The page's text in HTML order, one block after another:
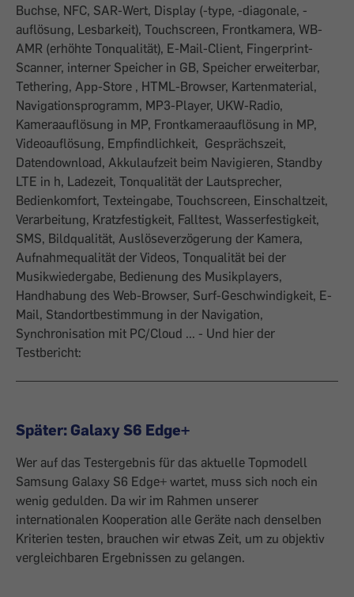
Buchse, NFC, SAR-Wert, Display (-type, -diagonale, -
auflösung, Lesbarkeit), Touchscreen, Frontkamera, WB-
AMR (erhöhte Tonqualität), E-Mail-Client, Fingerprint-
Scanner, interner Speicher in GB, Speicher erweiterbar,
Tethering, App-Store , HTML-Browser, Kartenmaterial,
Navigationsprogramm, MP3-Player, UKW-Radio,
Kameraauflösung in MP, Frontkameraauflösung in MP,
Videoauflösung, Empfindlichkeit, Gesprächszeit,
Datendownload, Akkulaufzeit beim Navigieren, Standby
LTE in h, Ladezeit, Tonqualität der Lautsprecher,
Bedienkomfort, Texteingabe, Touchscreen, Einschaltzeit,
Verarbeitung, Kratzfestigkeit, Falltest, Wasserfestigkeit,
SMS, Bildqualität, Auslöseverzögerung der Kamera,
Aufnahmequalität der Videos, Tonqualität bei der
Musikwiedergabe, Bedienung des Musikplayers,
Handhabung des Web-Browser, Surf-Geschwindigkeit, E-
Mail, Standortbestimmung in der Navigation,
Synchronisation mit PC/Cloud ... - Und hier der
Testbericht:
Später: Galaxy S6 Edge+
Wer auf das Testergebnis für das aktuelle Topmodell
Samsung Galaxy S6 Edge+ wartet, muss sich noch ein
wenig gedulden. Da wir im Rahmen unserer
internationalen Kooperation alle Geräte nach denselben
Kriterien testen, brauchen wir etwas Zeit, um zu objektiv
vergleichbaren Ergebnissen zu gelangen.